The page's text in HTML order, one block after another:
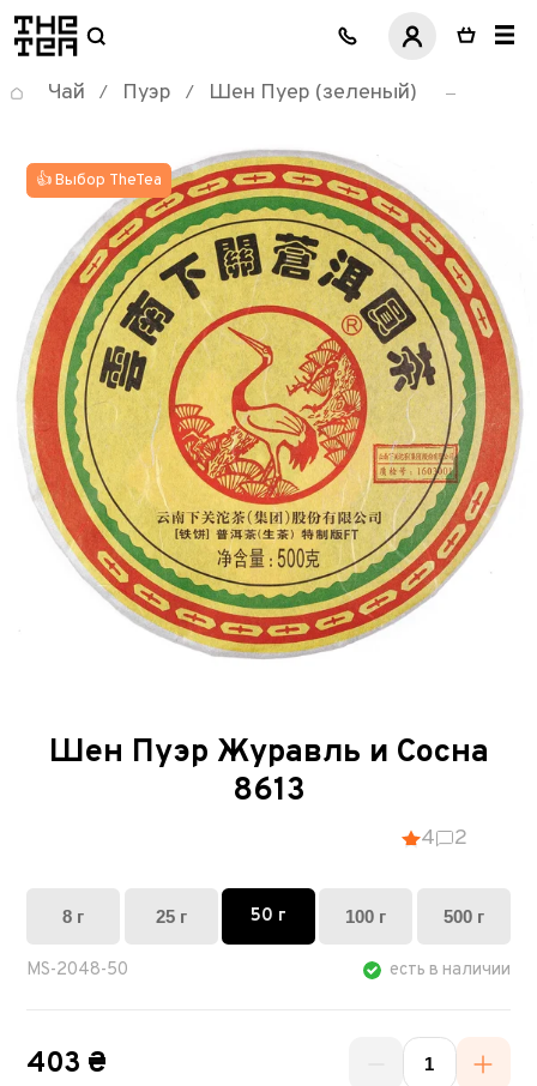
логотип
Чай / Пуэр / Шен Пуер (зеленый)
👍 Выбор TheTea
Шен Пуэр Журавль и Сосна
8613
4 2
8 г 25 г 50 г 100 г 500 г
MS-2048-50 есть в наличии
403 ₴